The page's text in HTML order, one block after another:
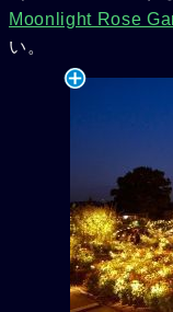
Moonlight Rose
い。